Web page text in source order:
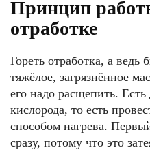
Принцип
отработке
Гореть отработка, а ведь
тяжёлое, загрязнённое
его надо расщепить.
кислорода, то есть
способом нагрева.
сразу, потому что это